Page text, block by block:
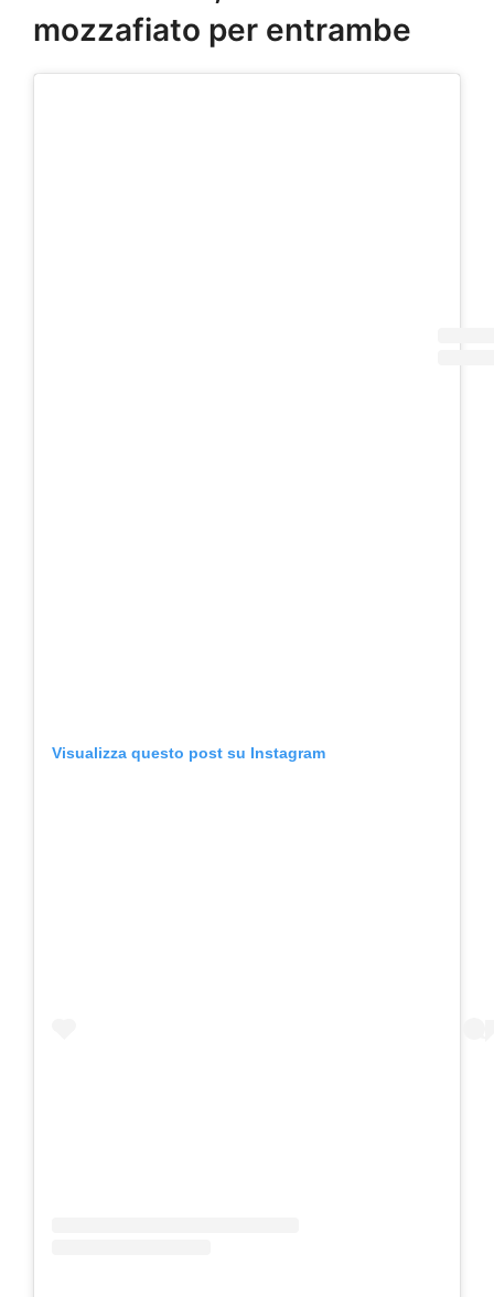
mozzafiato per entrambe
Visualizza questo post su Instagram